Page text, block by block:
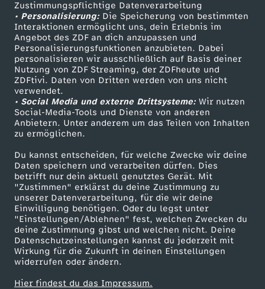
Zustimmungspflichtige Datenverarbeitung
• Personalisierung:Die Speicherung von bestimmten
Interaktionen ermöglicht uns, dein Erlebnis im
Angebot des ZDF an dich anzupassen und
Personalisierungsfunktionen anzubieten. Dabei
personalisieren wir ausschließlich auf Basis deiner
Nutzung von ZDF Streaming, der ZDFheute und
ZDFtivi. Daten von Dritten werden von uns nicht
verwendet.
• Social Media und externe Drittsysteme:Wir nutzen
Social-Media-Tools und Dienste von anderen
Anbietern. Unter anderem um das Teilen von Inhalten
zu ermöglichen.
Du kannst entscheiden, für welche Zwecke wir deine
Daten speichern und verarbeiten dürfen. Dies
betrifft nur dein aktuell genutztes Gerät. Mit
"Zustimmen" erklärst du deine Zustimmung zu
unserer Datenverarbeitung, für die wir deine
Einwilligung benötigen. Oder du legst unter
"Einstellungen/Ablehnen" fest, welchen Zwecken du
deine Zustimmung gibst und welchen nicht. Deine
Datenschutzeinstellungen kannst du jederzeit mit
Wirkung für die Zukunft in deinen Einstellungen
widerrufen oder ändern.
Hier findest du das Impressum.
Livestreams
Sendungen A-Z
TV-Programm
Zuschauerservice
Hilfe
ZDF Unternehmen
Karriere
ZDF goes Schule
Werbefernsehen
Mainzelmännchen